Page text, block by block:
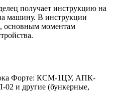
получает инструкцию на
машину. В инструкции
основным моментам
Форте: КСМ-1ЦУ, АПК-
другие (бункерные,